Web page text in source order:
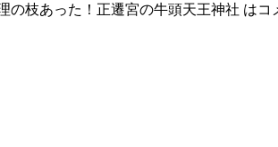
の枝あった！正遷宮の牛頭天王神社 はコ